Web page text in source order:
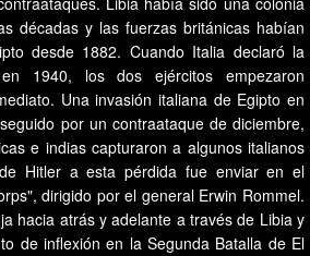
décadas y las fuerzas británicas habían
desde 1882. Cuando Italia declaró la
1940, los dos ejércitos empezaron
Una invasión italiana de Egipto en
por un contraataque de diciembre,
e indias capturaron a algunos italianos
Hitler a esta pérdida fue enviar en el
dirigido por el general Erwin Rommel.
hacia atrás y adelante a través de Libia y
de inflexión en la Segunda Batalla de El